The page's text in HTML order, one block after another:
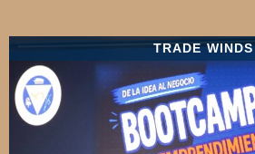
TRADE WINDS